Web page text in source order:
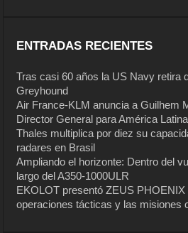
ENTRADAS RECIENTES
Tras casi 60 años la US Navy retira
Greyhound
Air France-KLM anuncia a Guilhem
Director General para América Latina
Thales multiplica por diez su
radares en Brasil
Ampliando el horizonte: Dentro del
largo del A350-1000ULR
EKOLOT presentó ZEUS PHOENIX
operaciones tácticas y las misiones